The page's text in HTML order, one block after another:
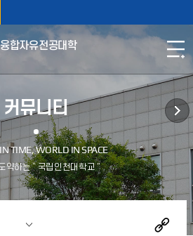
융합자유전공대학
커뮤니티